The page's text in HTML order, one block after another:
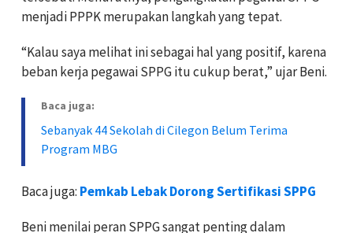
menjadi PPPK merupakan langkah yang tepat.
“Kalau saya melihat ini sebagai hal yang positif, karena
beban kerja pegawai SPPG itu cukup berat,” ujar Beni.
Baca juga:
Sebanyak 44 Sekolah di Cilegon Belum Terima
Program MBG
Baca juga: Pemkab Lebak Dorong Sertifikasi SPPG
Beni menilai peran SPPG sangat penting dalam